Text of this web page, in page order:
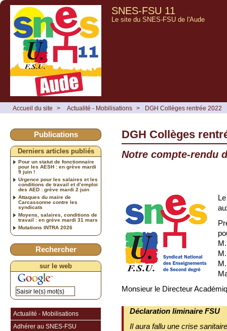
SNES-FSU 11
Le site du SNES-FSU de l'Aude
Accueil du site > Actualité - Mobilisations > DGH Collèges rentrée 2022
DGH Collèges
Notre compte-rendu
Monsieur le Directeur
Déclaration liminaire FSU
Il aura fallu une crise
Publications
Derniers articles publiés
Pour un statut de fonctionnaire
pour les AESH : en grève mardi
9 juin !
Urgence pour les salaires et les
conditions de travail et d’emploi
des AED : grève mardi 2 juin
Attaques du maire de
Carcassonne contre les
syndicats
Moyens, salaires, conditions de
travail : en grève mardi 31 mars
Mutations INTRA 2026
Rechercher
sur le web
Actualité - Mobilisations
Adhérer au SNES-FSU